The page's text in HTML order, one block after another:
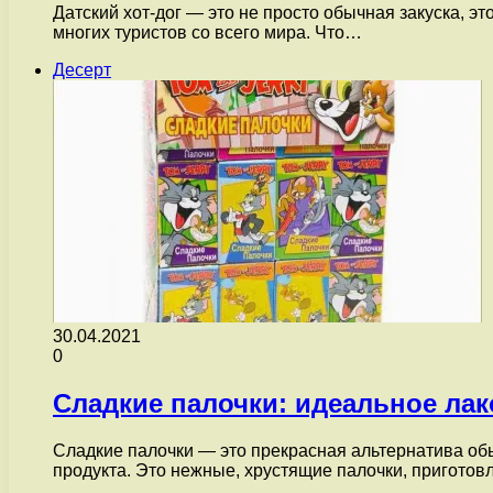
Датский хот-дог — это не просто обычная закуска,
многих туристов со всего мира. Что…
Десерт
30.04.2021
0
Сладкие палочки: идеальное
Сладкие палочки — это прекрасная альтернатива
продукта. Это нежные, хрустящие палочки,